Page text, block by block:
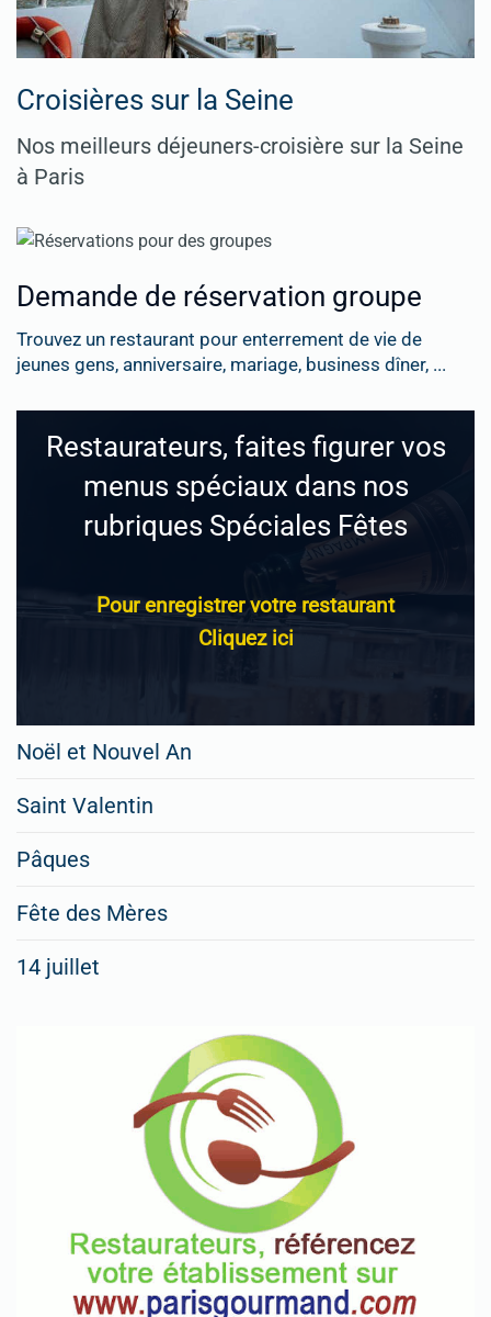
Croisières sur la Seine
Nos meilleurs déjeuners-croisière sur la Seine
à Paris
Demande de réservation groupe
Trouvez un restaurant pour enterrement de vie de
jeunes gens, anniversaire, mariage, business dîner, ...
Restaurateurs, faites figurer vos
menus spéciaux dans nos
rubriques Spéciales Fêtes
Pour enregistrer votre restaurant
Cliquez ici
Noël et Nouvel An
Saint Valentin
Pâques
Fête des Mères
14 juillet